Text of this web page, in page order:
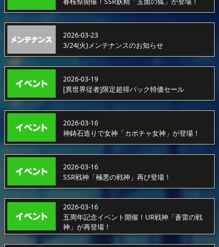
2026-03-23
3/24(火)メンテナンスのお知らせ
2026-03-19
[異世界従者]限定超得パック特価セール
2026-03-16
神鋳石造りで女神「カボチャ女神」が登場！
2026-03-16
SSR戦神「極悪の戦神」再び登場！
2026-03-16
五周年記念イベント開催！UR戦神「蒼雷の戦
神」が再登場！